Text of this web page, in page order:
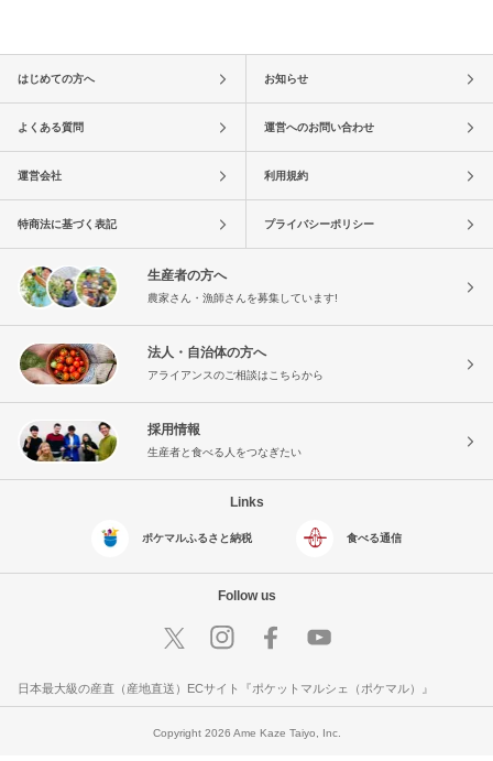
はじめての方へ お知らせ
よくある質問 運営へのお問い合わせ
運営会社 利用規約
特商法に基づく表記 プライバシーポリシー
生産者の方へ
農家さん・漁師さんを募集しています!
法人・自治体の方へ
アライアンスのご相談はこちらから
採用情報
生産者と食べる人をつなぎたい
Links
ポケマルふるさと納税 食べる通信
Follow us
日本最大級の産直（産地直送）ECサイト『ポケットマルシェ（ポケマル）』
Copyright 2026 Ame Kaze Taiyo, Inc.